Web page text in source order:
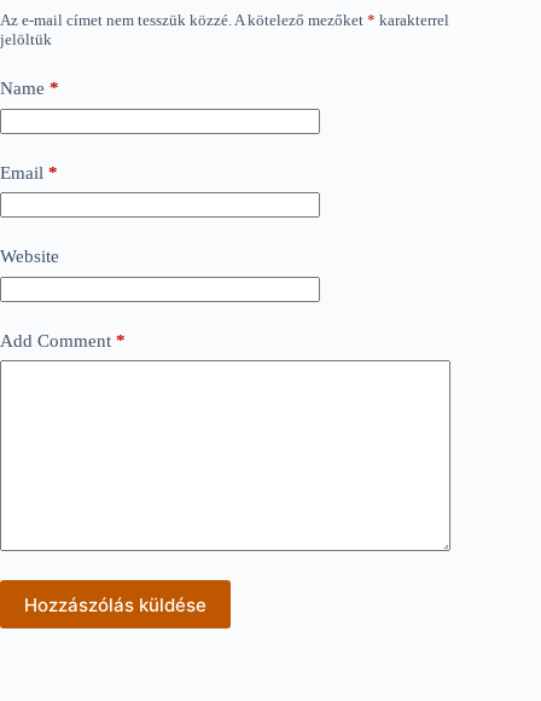
Az e-mail címet nem tesszük közzé.A kötelező mezőket * karakterrel
jelöltük
Name *
Email *
Website
Add Comment *
Hozzászólás küldése